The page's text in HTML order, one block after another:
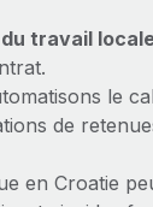
travail
le
de
en Croatie